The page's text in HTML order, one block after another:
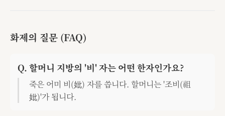
화제의 질문 (FAQ)
Q. 할머니 지방의 '비' 자는 어떤 한자인가요?
죽은 어미 비(妣) 자를 씁니다. 할머니는 '조비(祖
妣)'가 됩니다.